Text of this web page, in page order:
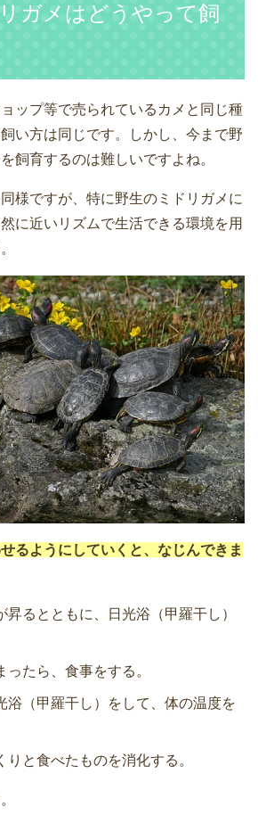
ガメはどうやって飼
ップ等で売られているカメと同じ種
い方は同じです。しかし、今まで野
飼育するのは難しいですよね。
様ですが、特に野生のミドリガメに
に近いリズムで生活できる環境を用
るようにしていくと、なじんできま
昇るとともに、日光浴（甲羅干し）
ったら、食事をする。
浴（甲羅干し）をして、体の温度を
りと食べたものを消化する。